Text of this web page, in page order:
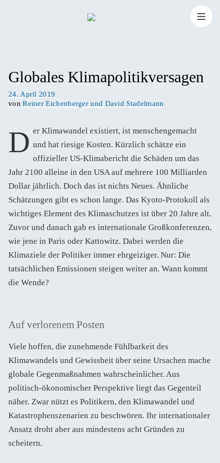
Globales Klimapolitikversagen
Veröffentlicht
am
24. April 2019
vonReiner Eichenberger und David Stadelmann
Der Klimawandel existiert, ist menschengemacht und hat riesige Kosten. Kürzlich schätze ein
offizieller US-Klimabericht die Schäden um das
Jahr 2100 alleine in den USA auf mehrere 100 Milliarden
Dollar jährlich. Doch das ist nichts Neues. Ähnliche
Schätzungen gibt es schon lange. Das Kyoto-Protokoll als
wichtiges Element des Klimaschutzes ist über 20 Jahre alt.
Zuvor und danach gab es internationale Großkonferenzen,
wie jene in Paris oder Kattowitz. Dabei werden die
Klimaziele der Politiker immer ehrgeiziger. Nur: Die
tatsächlichen Emissionen steigen weiter an. Wann kommt
die Wende?
Auf verlorenem Posten
Viele hoffen, die zunehmende Fühlbarkeit des
Klimawandels und Gewissheit über seine Ursachen mache
globale Gegenmaßnahmen wahrscheinlicher. Aus
politisch-ökonomischer Perspektive liegt das Gegenteil
näher. Zwar nützt es Politikern, den Klimawandel und
Katastrophenszenarien zu beschwören. Ihr internationaler
Ansatz droht aber aus mindestens acht Gründen zu
scheitern.